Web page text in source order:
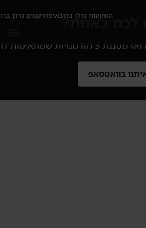
השקעות נדלן בדובאיפרויקטים נדלן לכם באמת?
הסיכון ולמטרה שלכם.
בוואטסאפ